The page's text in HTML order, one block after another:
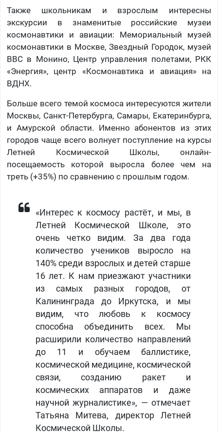
Также школьникам и взрослым интересны
экскурсии в знаменитые российские музеи
космонавтики и авиации: Мемориальный музей
космонавтики в Москве, Звездный Городок, музей
ВВС в Монино, Центр управления полетами, РКК
«Энергия», центр «Космонавтика и авиация» на
ВДНХ.
Больше всего темой космоса интересуются жители
Москвы, Санкт-Петербурга, Самары, Екатеринбурга,
и Амурской области. Именно абонентов из этих
городов чаще всего волнует поступление на курсы
Летней Космической Школы, онлайн-
посещаемость которой выросла более чем на
треть (+35%) по сравнению с прошлым годом.
«Интерес к космосу растёт, и мы, в
Летней Космической Школе, это
очень четко видим. За два года
количество учеников выросло на
140% среди взрослых и детей старше
16 лет. К нам приезжают участники
из самых разных городов, от
Калининграда до Иркутска, и мы
видим, что любовь к космосу
способна объединить всех. Мы
расширили количество направлений
до 11 и обучаем баллистике,
космической медицине, космической
связи, созданию ракет и
космических аппаратов и даже
научной журналистике», — отмечает
Татьяна Митева, директор Летней
Космической Школы.